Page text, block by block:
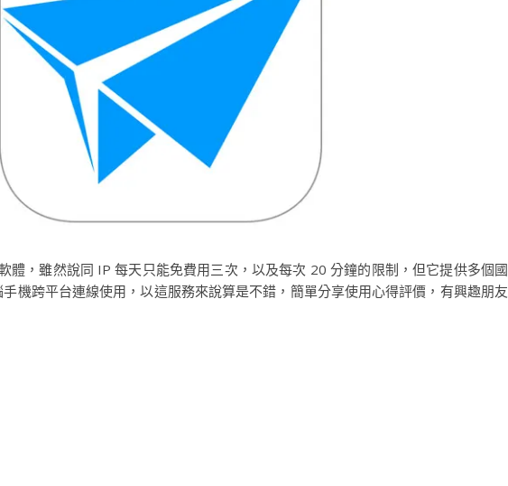
體，雖然說同 IP 每天只能免費用三次，以及每次 20 分鐘的限制，但它提供多個國
機跨平台連線使用，以這服務來說算是不錯，簡單分享使用心得評價，有興趣朋友